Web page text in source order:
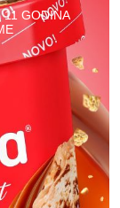
11 GODINA